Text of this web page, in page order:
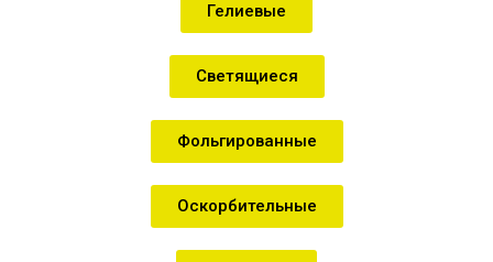
Гелиевые
Светящиеся
Фольгированные
Оскорбительные